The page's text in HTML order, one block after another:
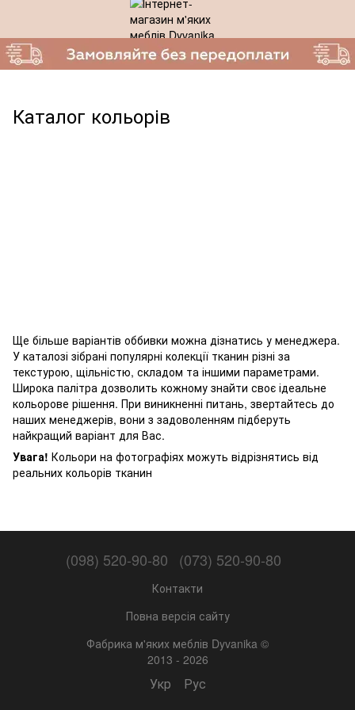
Каталог кольорів
Ще більше варіантів оббивки можна дізнатись у менеджера.
У каталозі зібрані популярні колекції тканин різні за
текстурою, щільністю, складом та іншими параметрами.
Широка палітра дозволить кожному знайти своє ідеальне
кольорове рішення. При виникненні питань, звертайтесь до
наших менеджерів, вони з задоволенням підберуть
найкращий варіант для Вас.
Увага! Кольори на фотографіях можуть відрізнятись від
реальних кольорів тканин
(098) 520-90-80 (073) 520-90-80
Контакти
Повна версія сайту
Фабрика м'яких меблів Dyvanika ©
2013 - 2026
Укр Рус